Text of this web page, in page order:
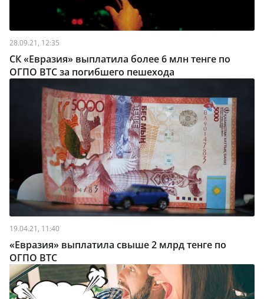
28.09.21, 12:35
СК «Евразия» выплатила более 6 млн тенге по
ОГПО ВТС за погибшего пешехода
19.04.21, 11:40
«Евразия» выплатила свыше 2 млрд тенге по
ОГПО ВТС